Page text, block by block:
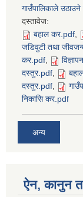
गाउँपालिकाले
दस्तावेज:
बहाल कर.pdf,
जडिवुटी तथा
कर.pdf,
दस्तुर.pdf,
दस्तुर.pdf,
निकासि कर.pdf
अन्य
ऐन, कानुन